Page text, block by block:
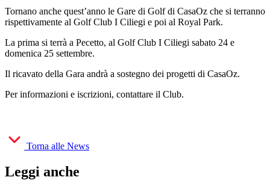
Tornano anche quest’anno le Gare di Golf di CasaOz che si terranno
rispettivamente al Golf Club I Ciliegi e poi al Royal Park.
La prima si terrà a Pecetto, al Golf Club I Ciliegi sabato 24 e
domenica 25 settembre.
Il ricavato della Gara andrà a sostegno dei progetti di CasaOz.
Per informazioni e iscrizioni, contattare il Club.
Torna alle News
Leggi anche